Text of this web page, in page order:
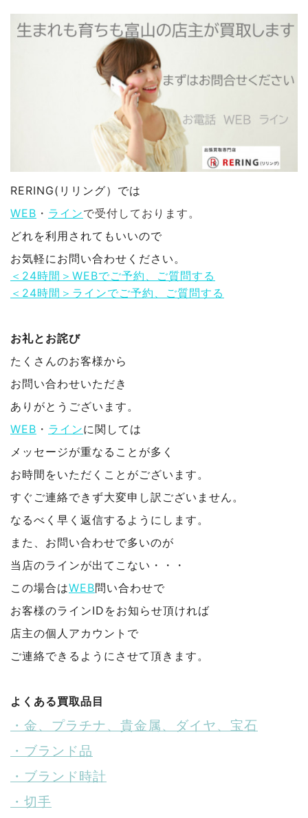
RERING(リリング）では
WEB ・ ラインで受付しております。
どれを利用されてもいいので
お気軽にお問い合わせください。
＜24時間＞WEBでご予約、ご質問する
＜24時間＞ラインでご予約、ご質問する
お礼とお詫び
たくさんのお客様から
お問い合わせいただき
ありがとうございます。
WEB ・ ラインに関しては
メッセージが重なることが多く
お時間をいただくことがございます。
すぐご連絡できず大変申し訳ございません。
なるべく早く返信するようにします。
また、お問い合わせで多いのが
当店のラインが出てこない・・・
この場合はWEB問い合わせで
お客様のラインIDをお知らせ頂ければ
店主の個人アカウントで
ご連絡できるようにさせて頂きます。
よくある買取品目
・金、プラチナ、貴金属、ダイヤ、宝石
・ブランド品
・ブランド時計
・切手